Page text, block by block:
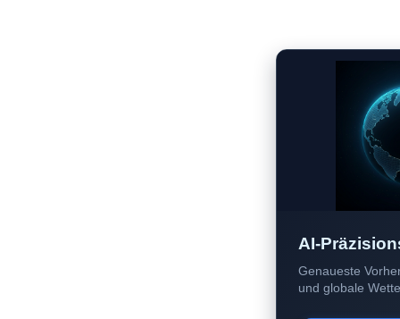
AI-
Genaueste
und globale